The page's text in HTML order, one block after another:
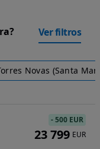
Ver filtros
Novas (Santa
-500 EUR
23 799 EUR